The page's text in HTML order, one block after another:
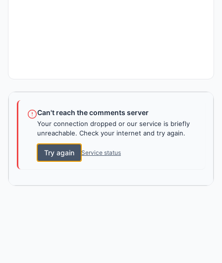
Can't reach the comments server
Your connection dropped or our service is briefly
unreachable. Check your internet and try again.
Try again Service status